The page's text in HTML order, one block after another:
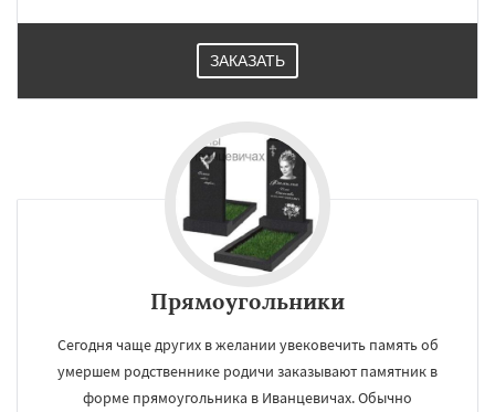
ЗАКАЗАТЬ
Прямоугольники
Сегодня чаще других в желании увековечить память об
умершем родственнике родичи заказывают памятник в
форме прямоугольника в Иванцевичах. Обычно